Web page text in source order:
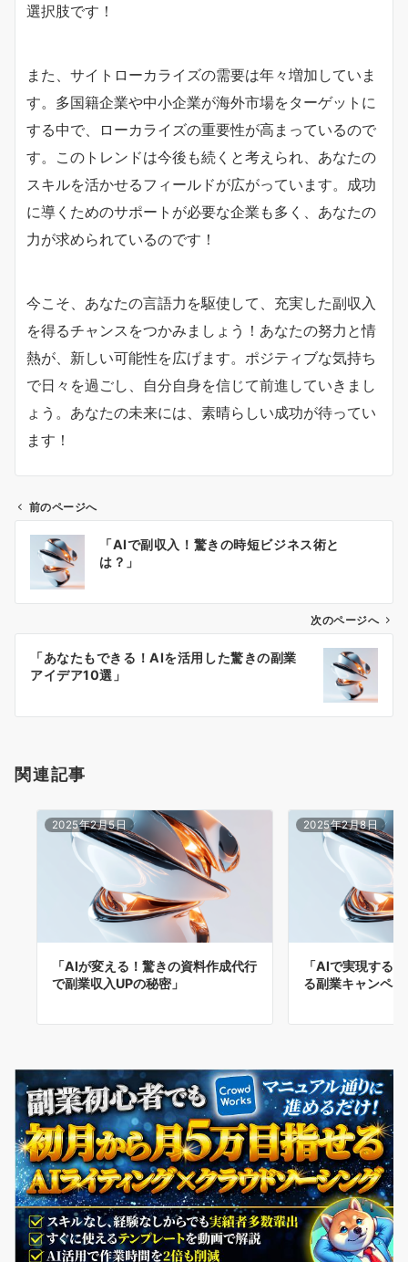
選択肢です！
また、サイトローカライズの需要は年々増加していま
す。多国籍企業や中小企業が海外市場をターゲットに
する中で、ローカライズの重要性が高まっているので
す。このトレンドは今後も続くと考えられ、あなたの
スキルを活かせるフィールドが広がっています。成功
に導くためのサポートが必要な企業も多く、あなたの
力が求められているのです！
今こそ、あなたの言語力を駆使して、充実した副収入
を得るチャンスをつかみましょう！あなたの努力と情
熱が、新しい可能性を広げます。ポジティブな気持ち
で日々を過ごし、自分自身を信じて前進していきまし
ょう。あなたの未来には、素晴らしい成功が待ってい
ます！
ン
前のページへ
「AIで副収入！驚きの時短ビジネス術と
は？」
次のページへ
「あなたもできる！AIを活用した驚きの副業
アイデア10選」
関連記事
2025年2月5日
「AIが変える！驚きの資料作成代行
で副業収入UPの秘密」
2025年2月8日
「AIで実現する
る副業キャンペ